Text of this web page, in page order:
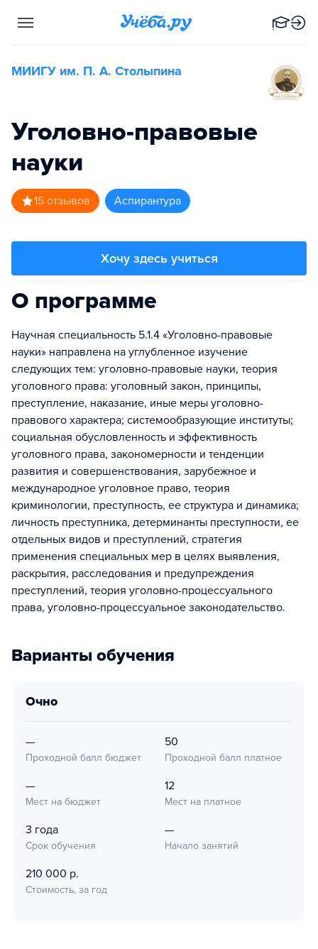
МИИГУ им. П. А. Столыпина
Уголовно-правовые
науки
15 отзывов аспирантура
Хочу здесь учиться
О программе
Научная специальность 5.1.4 «Уголовно-правовые
науки» направлена на углубленное изучение
следующих тем: уголовно-правовые науки, теория
уголовного права: уголовный закон, принципы,
преступление, наказание, иные меры уголовно-
правового характера; системообразующие институты;
социальная обусловленность и эффективность
уголовного права, закономерности и тенденции
развития и совершенствования, зарубежное и
международное уголовное право, теория
криминологии, преступность, ее структура и динамика;
личность преступника, детерминанты преступности, ее
отдельных видов и преступлений, стратегия
применения специальных мер в целях выявления,
раскрытия, расследования и предупреждения
преступлений, теория уголовно-процессуального
права, уголовно-процессуальное законодательство.
Варианты обучения
очно
—
Проходной балл бюджет
50
Проходной балл платное
—
Мест на бюджет
12
Мест на платное
3 года
Срок обучения
—
Начало занятий
210 000 р.
Стоимость, за год